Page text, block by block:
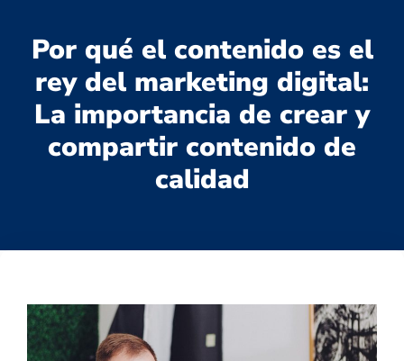
Por qué el contenido es el
rey del marketing digital:
La importancia de crear y
compartir contenido de
calidad